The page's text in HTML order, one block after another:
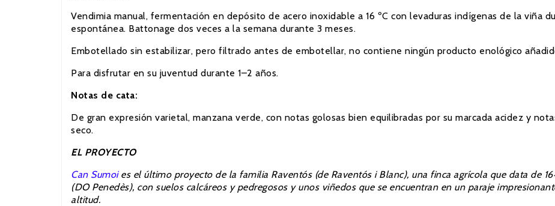
Vendimia manual, fermentación en depósito de acero inoxidable a 16 ºC con levaduras indígenas de la viña
espontánea. Battonage dos veces a la semana durante 3 meses.
Embotellado sin estabilizar, pero filtrado antes de embotellar, no contiene ningún producto enológico
Para disfrutar en su juventud durante 1–2 años.
Notas de cata:
De gran expresión varietal, manzana verde, con notas golosas bien equilibradas por su marcada acidez y
seco.
EL PROYECTO
Can Sumoies el último proyecto de la familia Raventós (de Raventós i Blanc), una finca agrícola que data de
(DO Penedès), con suelos calcáreos y pedregosos y unos viñedos que se encuentran en un paraje
altitud.